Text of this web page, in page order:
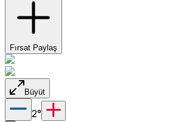
Fırsat Paylaş
Büyüt
2°